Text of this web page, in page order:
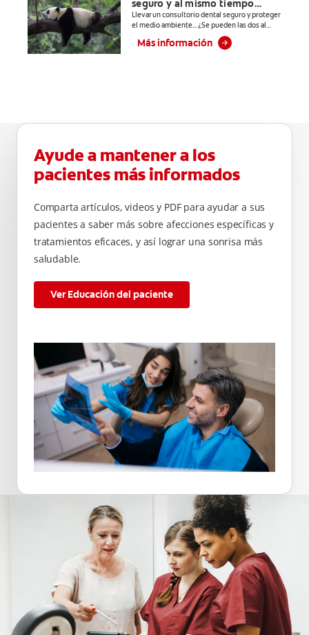
prevenir
problemas
sarro y mal
seguro y al mismo tiempo
responsable con el medio
ambiente?
Llevar un consultorio dental seguro y proteger
el medio ambiente... ¿Se pueden las dos al
mismo tiempo? En este artículo les
explicamos a las y los estudiantes de
Más información
Ayude a mantener a los
pacientes más informados
Comparta artículos, videos y PDF para ayudar a sus
pacientes a saber más sobre afecciones específicas y
tratamientos eficaces, y así lograr una sonrisa más
saludable.
Ver Educación del paciente